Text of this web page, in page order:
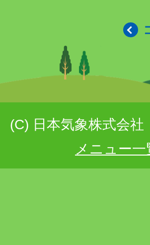
(C) 日本気象株式会社
メニュー一